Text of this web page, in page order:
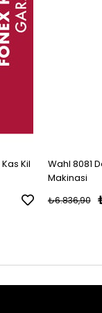
Kil
Wahl 8081
Makinasi
₺6.836,90